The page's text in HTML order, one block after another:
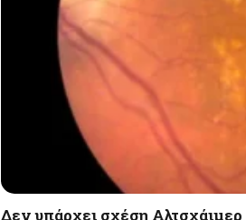
Δεν υπάρχει σχέση